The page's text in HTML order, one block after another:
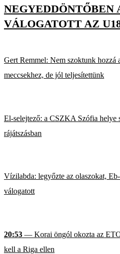
NEGYEDDÖNTŐBEN
VÁLOGATOTT AZ
Gert Remmel: Nem szoktunk hozzá
meccsekhez, de jól teljesítettünk
El-selejtező: a CSZKA Szófia helye
rájátszásban
Vízilabda: legyőzte az olaszokat,
válogatott
20:53 — Korai öngól okozta az
kell a Riga ellen